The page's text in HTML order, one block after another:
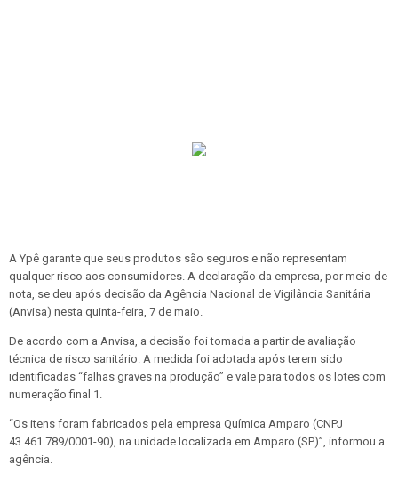
A Ypê garante que seus produtos são seguros e não representam
qualquer risco aos consumidores. A declaração da empresa, por meio de
nota, se deu após decisão da Agência Nacional de Vigilância Sanitária
(Anvisa) nesta quinta-feira, 7 de maio.
De acordo com a Anvisa, a decisão foi tomada a partir de avaliação
técnica de risco sanitário. A medida foi adotada após terem sido
identificadas “falhas graves na produção” e vale para todos os lotes com
numeração final 1.
“Os itens foram fabricados pela empresa Química Amparo (CNPJ
43.461.789/0001-90), na unidade localizada em Amparo (SP)”, informou a
agência.